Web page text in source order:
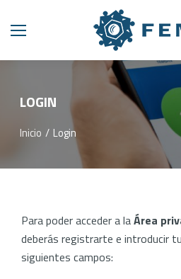
LOGIN
Estás aquí:
Inicio Login
Para poder acceder a laÁrea
deberás registrarte e introducir
siguientes campos: